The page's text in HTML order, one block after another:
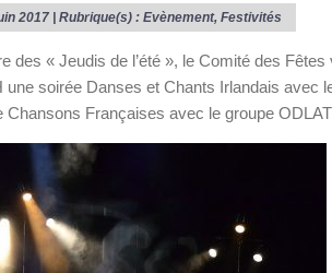
2017 | Rubrique(s) : Evènement, Festivités
des « Jeudis de l’été », le Comité des Fêtes
une soirée Danses et Chants Irlandais avec
Chansons Françaises avec le groupe